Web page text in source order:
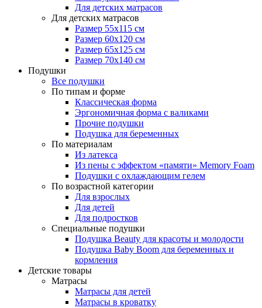
Для детских матрасов
Для детских матрасов
Размер 55x115 см
Размер 60x120 см
Размер 65x125 см
Размер 70x140 см
Подушки
Все подушки
По типам и форме
Классическая форма
Эргономичная форма с валиками
Прочие подушки
Подушка для беременных
По материалам
Из латекса
Из пены с эффектом «памяти» Memory Foam
Подушки с охлаждающим гелем
По возрастной категории
Для взрослых
Для детей
Для подростков
Специальные подушки
Подушка Beauty для красоты и молодости
Подушка Baby Boom для беременных и
кормления
Детские товары
Матрасы
Матрасы для детей
Матрасы в кроватку